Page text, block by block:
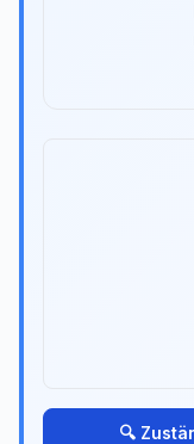
🔍